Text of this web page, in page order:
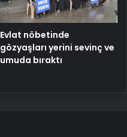
Evlat nöbetinde
gözyaşları yerini sevinç ve
umuda bıraktı